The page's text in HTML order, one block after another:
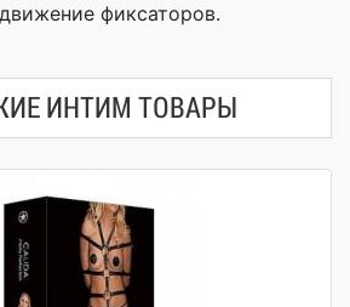
фиксаторов.
ИНТИМ ТОВАРЫ